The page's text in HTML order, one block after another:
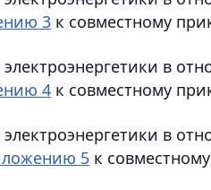
3 к совместному
в
4 к совместному
в
5 к